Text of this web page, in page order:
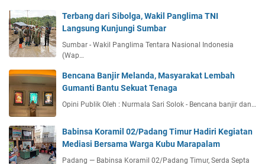
Terbang dari Sibolga, Wakil Panglima TNI
Langsung Kunjungi Sumbar
Sumbar - Wakil Panglima Tentara Nasional Indonesia
(Wap…
Bencana Banjir Melanda, Masyarakat Lembah
Gumanti Bantu Sekuat Tenaga
Opini Publik Oleh : Nurmala Sari Solok - Bencana banjir dan…
Babinsa Koramil 02/Padang Timur Hadiri Kegiatan
Mediasi Bersama Warga Kubu Marapalam
Padang — Babinsa Koramil 02/Padang Timur, Serda Septa